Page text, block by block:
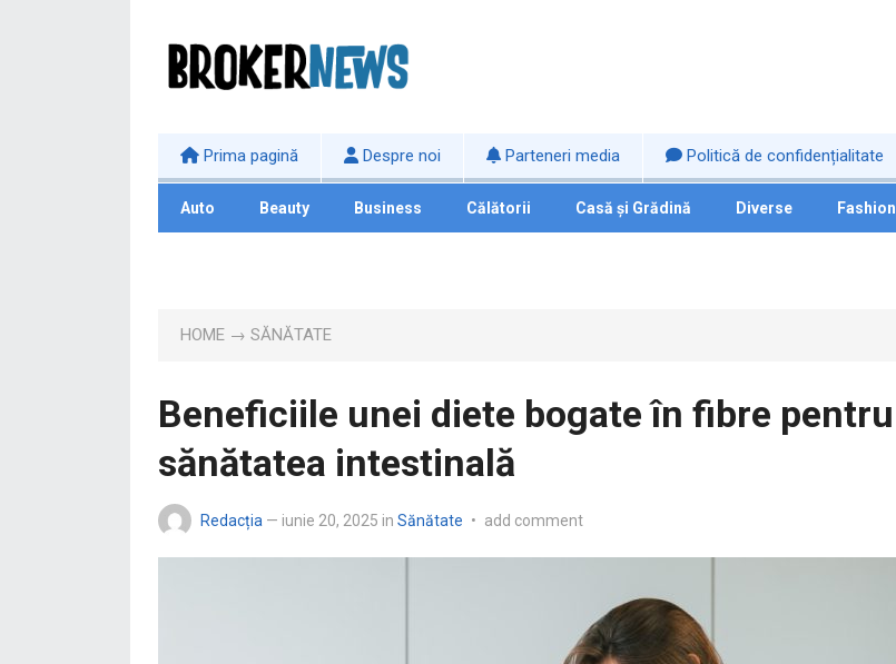
Prima pagină Despre noi Parteneri media Politică de confidențialitate
Auto Beauty Business Călătorii Casă și Grădină Diverse Fashion
HOME → SĂNĂTATE
Beneficiile unei diete bogate în fibre pentru
sănătatea intestinală
Redacția — iunie 20, 2025 in Sănătate • add comment